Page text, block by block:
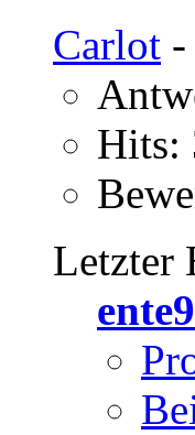
Carlot
Hits:
Letzter